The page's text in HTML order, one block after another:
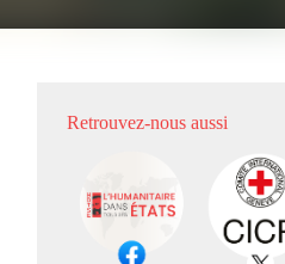
Retrouvez-nous aussi